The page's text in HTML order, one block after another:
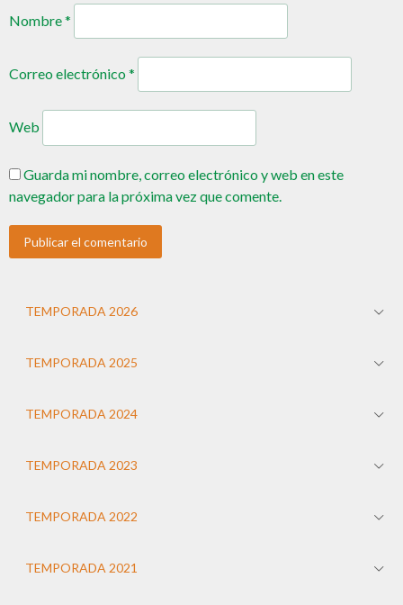
Nombre*
Correo electrónico*
Web
Guarda mi nombre, correo electrónico y web en este
navegador para la próxima vez que comente.
TEMPORADA 2026
TEMPORADA 2025
TEMPORADA 2024
TEMPORADA 2023
TEMPORADA 2022
TEMPORADA 2021